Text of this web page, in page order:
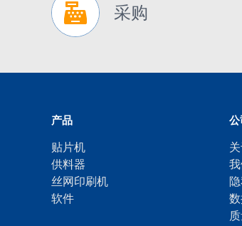
采购
产品
贴片机
供料器
丝网印刷机
软件
公